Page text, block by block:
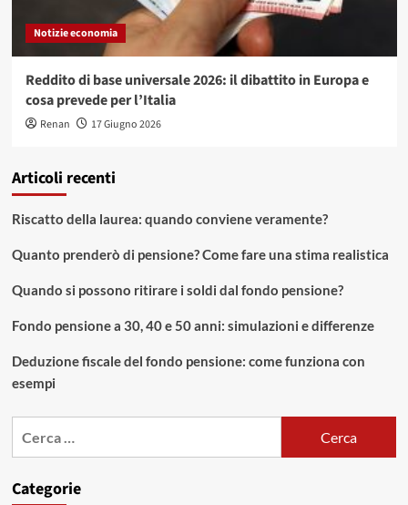
Notizie economia
Reddito di base universale 2026: il dibattito in Europa e
cosa prevede per l’Italia
Renan 17 Giugno 2026
Articoli recenti
Riscatto della laurea: quando conviene veramente?
Quanto prenderò di pensione? Come fare una stima realistica
Quando si possono ritirare i soldi dal fondo pensione?
Fondo pensione a 30, 40 e 50 anni: simulazioni e differenze
Deduzione fiscale del fondo pensione: come funziona con
esempi
Categorie